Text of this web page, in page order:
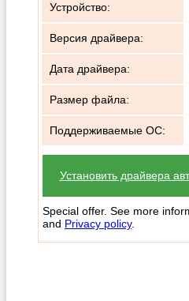
Устройство:
Версия драйвера:
Дата драйвера:
Размер файла:
Поддерживаемые ОС:
Установить драйвера
Special offer. See more
and Privacy policy.